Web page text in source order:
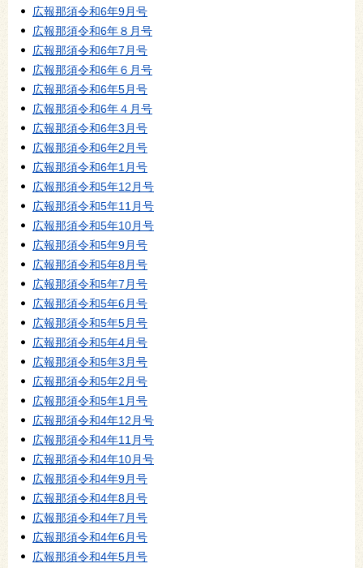
広報那須令和6年9月号
広報那須令和6年８月号
広報那須令和6年7月号
広報那須令和6年６月号
広報那須令和6年5月号
広報那須令和6年４月号
広報那須令和6年3月号
広報那須令和6年2月号
広報那須令和6年1月号
広報那須令和5年12月号
広報那須令和5年11月号
広報那須令和5年10月号
広報那須令和5年9月号
広報那須令和5年8月号
広報那須令和5年7月号
広報那須令和5年6月号
広報那須令和5年5月号
広報那須令和5年4月号
広報那須令和5年3月号
広報那須令和5年2月号
広報那須令和5年1月号
広報那須令和4年12月号
広報那須令和4年11月号
広報那須令和4年10月号
広報那須令和4年9月号
広報那須令和4年8月号
広報那須令和4年7月号
広報那須令和4年6月号
広報那須令和4年5月号